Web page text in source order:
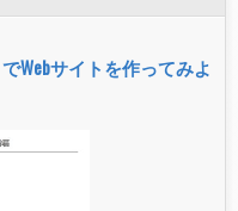
Webサイトを作ってみよ